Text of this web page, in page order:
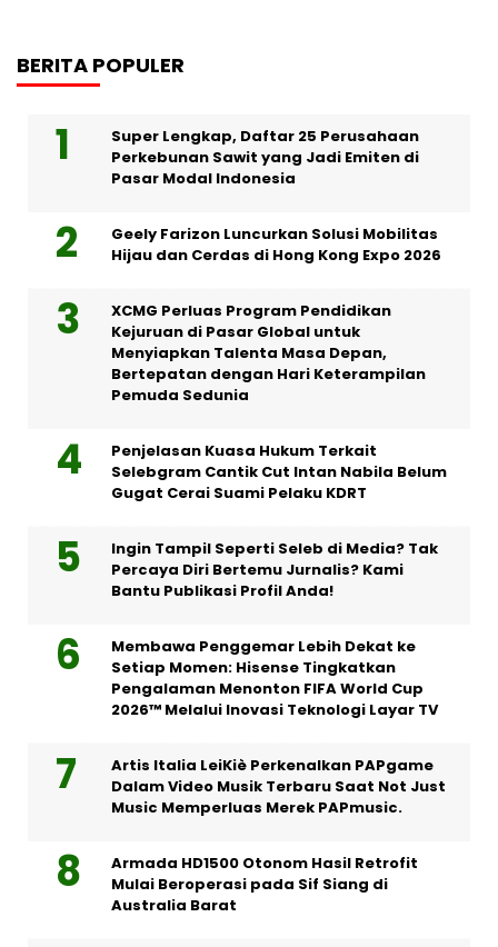
BERITA POPULER
Super Lengkap, Daftar 25 Perusahaan
Perkebunan Sawit yang Jadi Emiten di
Pasar Modal Indonesia
Geely Farizon Luncurkan Solusi Mobilitas
Hijau dan Cerdas di Hong Kong Expo 2026
XCMG Perluas Program Pendidikan
Kejuruan di Pasar Global untuk
Menyiapkan Talenta Masa Depan,
Bertepatan dengan Hari Keterampilan
Pemuda Sedunia
Penjelasan Kuasa Hukum Terkait
Selebgram Cantik Cut Intan Nabila Belum
Gugat Cerai Suami Pelaku KDRT
Ingin Tampil Seperti Seleb di Media? Tak
Percaya Diri Bertemu Jurnalis? Kami
Bantu Publikasi Profil Anda!
Membawa Penggemar Lebih Dekat ke
Setiap Momen: Hisense Tingkatkan
Pengalaman Menonton FIFA World Cup
2026™ Melalui Inovasi Teknologi Layar TV
Artis Italia LeiKiè Perkenalkan PAPgame
Dalam Video Musik Terbaru Saat Not Just
Music Memperluas Merek PAPmusic.
Armada HD1500 Otonom Hasil Retrofit
Mulai Beroperasi pada Sif Siang di
Australia Barat